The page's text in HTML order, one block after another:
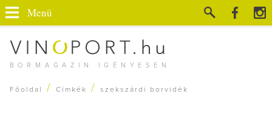
BORMAGAZIN IGÉNYESEN
Menü
Főoldal / Címkék / szekszárdi borvidék